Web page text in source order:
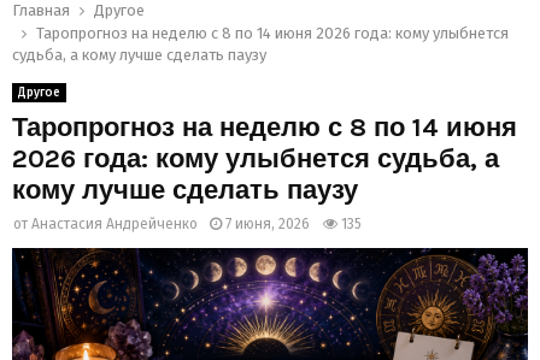
Главная
Другое
Таропрогноз на неделю с 8 по 14 июня 2026 года: кому улыбнется
судьба, а кому лучше сделать паузу
Другое
Таропрогноз на неделю с 8 по 14 июня
2026 года: кому улыбнется судьба, а
кому лучше сделать паузу
от Анастасия Андрейченко 7 июня, 2026 135